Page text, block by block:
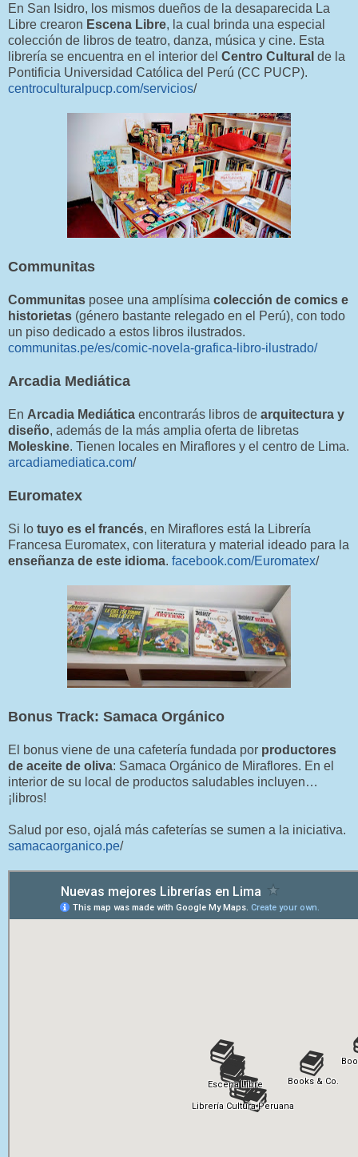
En San Isidro, los mismos dueños de la desaparecida La
Libre crearon Escena Libre, la cual brinda una especial
colección de libros de teatro, danza, música y cine. Esta
librería se encuentra en el interior del Centro Cultural de la
Pontificia Universidad Católica del Perú (CC PUCP).
centroculturalpucp.com/servicios/
Communitas
Communitas posee una amplísima colección de comics e
historietas (género bastante relegado en el Perú), con todo
un piso dedicado a estos libros ilustrados.
communitas.pe/es/comic-novela-grafica-libro-ilustrado/
Arcadia Mediática
En Arcadia Mediática encontrarás libros de arquitectura y
diseño, además de la más amplia oferta de libretas
Moleskine. Tienen locales en Miraflores y el centro de Lima.
arcadiamediatica.com/
Euromatex
Si lo tuyo es el francés, en Miraflores está la Librería
Francesa Euromatex, con literatura y material ideado para la
enseñanza de este idioma. facebook.com/Euromatex/
Bonus Track: Samaca Orgánico
El bonus viene de una cafetería fundada por productores
de aceite de oliva: Samaca Orgánico de Miraflores. En el
interior de su local de productos saludables incluyen…
¡libros!
Salud por eso, ojalá más cafeterías se sumen a la iniciativa.
samacaorganico.pe/